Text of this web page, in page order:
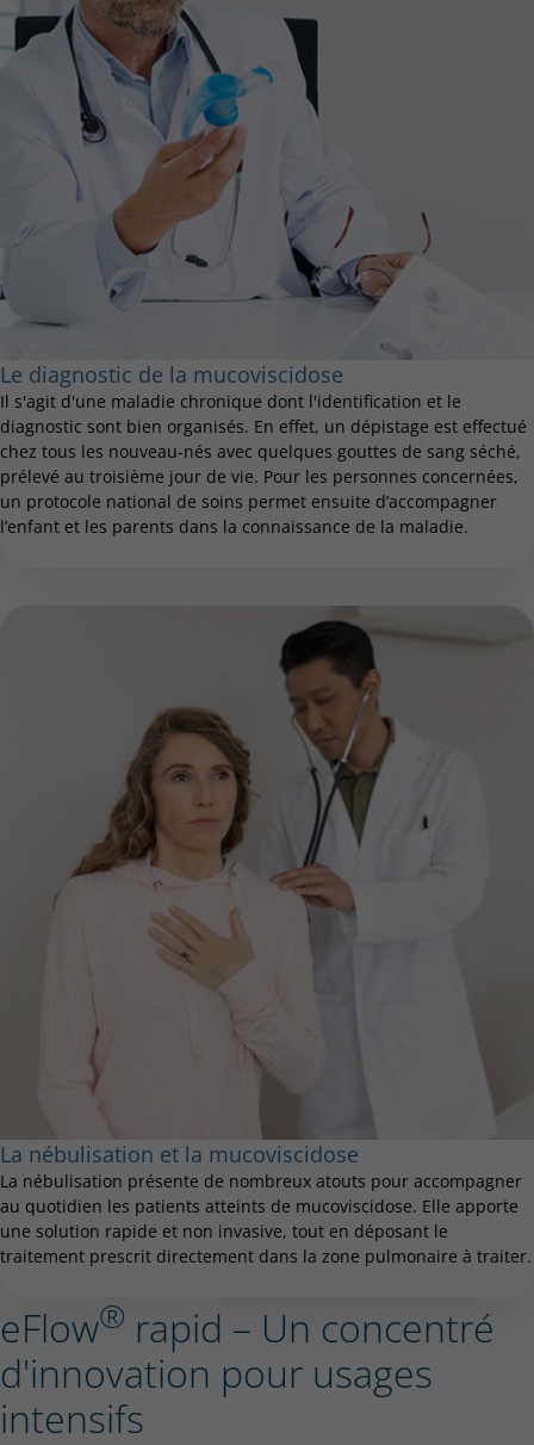
Le diagnostic de la mucoviscidose
Il s'agit d'une maladie chronique dont l'identification et le
diagnostic sont bien organisés. En effet, un dépistage est effectué
chez tous les nouveau-nés avec quelques gouttes de sang séché,
prélevé au troisième jour de vie. Pour les personnes concernées,
un protocole national de soins permet ensuite d’accompagner
l’enfant et les parents dans la connaissance de la maladie.
La nébulisation et la mucoviscidose
La nébulisation présente de nombreux atouts pour accompagner
au quotidien les patients atteints de mucoviscidose. Elle apporte
une solution rapide et non invasive, tout en déposant le
traitement prescrit directement dans la zone pulmonaire à traiter.
eFlow® rapid – Un concentré
d'innovation pour usages
intensifs